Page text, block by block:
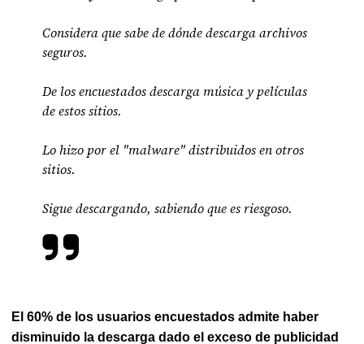
Considera que sabe de dónde descarga archivos
seguros.
De los encuestados descarga música y películas
de estos sitios.
Lo hizo por el "malware" distribuidos en otros
sitios.
Sigue descargando, sabiendo que es riesgoso.
El 60% de los usuarios encuestados admite haber
disminuido la descarga dado el exceso de publicidad